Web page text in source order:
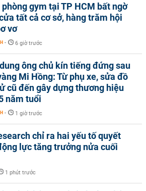
gym tại TP HCM bất ngờ
tất cả cơ sở, hàng trăm hội
vơ
- 6 giờ trước
ông chủ kín tiếng đứng sau
Mi Hồng: Từ phụ xe, sửa đồ
cũ đến gây dựng thương hiệu
năm tuổi
- 1 giờ trước
chỉ ra hai yếu tố quyết
lực tăng trưởng nửa cuối
1 phút trước